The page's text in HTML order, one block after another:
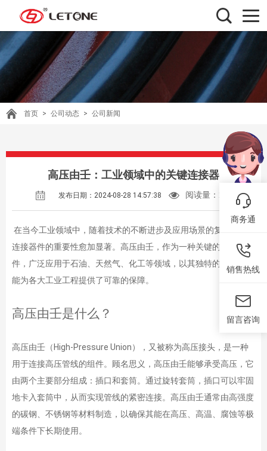
首页 > 公司动态 > 公司新闻
高压由壬：工业领域中的关键连接器
发布日期：2024-08-28 14:57:38 阅读量：
在当今工业领域中，随着技术的不断进步及应用场景的复杂化，
连接器件的重要性愈加显著。高压由壬，作为一种关键的连接器
件，广泛应用于石油、天然气、化工等领域，以其独特的设计和功
能为各大工业工程提供了可靠的保障。
高压由壬是什么？
高压由壬（High-Pressure Union），又被称为高压接头，是一种
用于连接高压管线的组件。顾名思义，高压由壬能够承受高压，它
由两个主要部分组成：插口和套筒。通过旋转套筒，插口可以牢固
地卡入套筒中，从而实现管线的紧密连接。高压由壬通常由高强度
的碳钢、不锈钢等材料制造，以确保其能在高压、高温、腐蚀等极
端条件下长期使用。
商务通
销售热线
留言咨询